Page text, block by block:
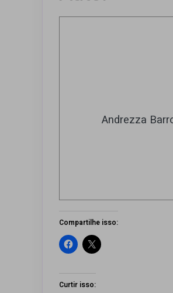
Andrezza
Compartilhe isso:
Curtir isso: